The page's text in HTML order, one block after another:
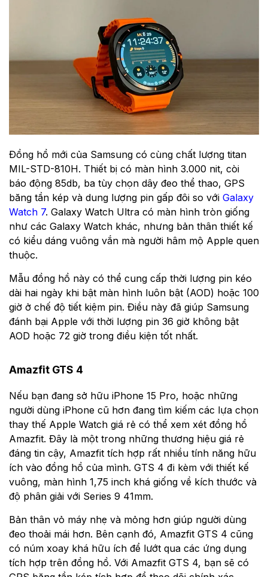
Đồng hồ mới của Samsung có cùng chất lượng titan
MIL-STD-810H. Thiết bị có màn hình 3.000 nit, còi
báo động 85db, ba tùy chọn dây đeo thể thao, GPS
băng tần kép và dung lượng pin gấp đôi so với Galaxy
Watch 7. Galaxy Watch Ultra có màn hình tròn giống
như các Galaxy Watch khác, nhưng bản thân thiết kế
có kiểu dáng vuông vắn mà người hâm mộ Apple quen
thuộc.
Mẫu đồng hồ này có thể cung cấp thời lượng pin kéo
dài hai ngày khi bật màn hình luôn bật (AOD) hoặc 100
giờ ở chế độ tiết kiệm pin. Điều này đã giúp Samsung
đánh bại Apple với thời lượng pin 36 giờ không bật
AOD hoặc 72 giờ trong điều kiện tốt nhất.
Amazfit GTS 4
Nếu bạn đang sở hữu iPhone 15 Pro, hoặc những
người dùng iPhone cũ hơn đang tìm kiếm các lựa chọn
thay thế Apple Watch giá rẻ có thể xem xét đồng hồ
Amazfit. Đây là một trong những thương hiệu giá rẻ
đáng tin cậy, Amazfit tích hợp rất nhiều tính năng hữu
ích vào đồng hồ của mình. GTS 4 đi kèm với thiết kế
vuông, màn hình 1,75 inch khá giống về kích thước và
độ phân giải với Series 9 41mm.
Bản thân vỏ máy nhẹ và mỏng hơn giúp người dùng
đeo thoải mái hơn. Bên cạnh đó, Amazfit GTS 4 cũng
có núm xoay khá hữu ích để lướt qua các ứng dụng
tích hợp trên đồng hồ. Với Amazfit GTS 4, bạn sẽ có